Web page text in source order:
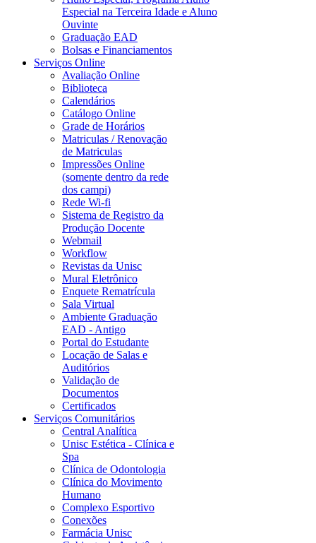
Especial na Terceira Idade e Aluno
Ouvinte
Graduação EAD
Bolsas e Financiamentos
Serviços Online
Avaliação Online
Biblioteca
Calendários
Catálogo Online
Grade de Horários
Matriculas / Renovação
de Matriculas
Impressões Online
(somente dentro da rede
dos campi)
Rede Wi-fi
Sistema de Registro da
Produção Docente
Webmail
Workflow
Revistas da Unisc
Mural Eletrônico
Enquete Rematrícula
Sala Virtual
Ambiente Graduação
EAD - Antigo
Portal do Estudante
Locação de Salas e
Auditórios
Validação de
Documentos
Certificados
Serviços Comunitários
Central Analítica
Unisc Estética - Clínica e
Spa
Clínica de Odontologia
Clínica do Movimento
Humano
Complexo Esportivo
Conexões
Farmácia Unisc